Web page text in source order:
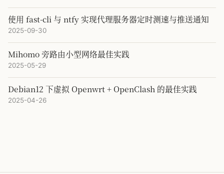
使用 fast-cli 与 ntfy 实现代理服务器定时测速与推送通知
2025-09-30
Mihomo 旁路由小型网络最佳实践
2025-05-29
Debian12 下虚拟 Openwrt + OpenClash 的最佳实践
2025-04-26